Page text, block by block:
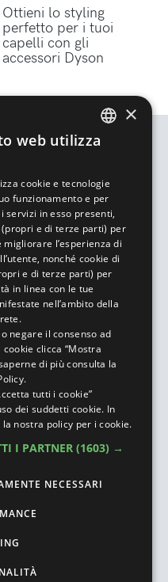
Ottieni lo styling
perfetto per i tuoi
capelli con gli
accessori Dyson
×
web utilizza
cookie e tecnologie
funzionamento e per
servizi in esso presenti,
e di terze parti) per
l’esperienza di
nonché cookie di
e di terze parti) per
in linea con le tue
nell’ambito della
negare il consenso ad
clicca “Mostra
di più consulta la
tutti i cookie”
dei suddetti cookie. In
nostra policy per i cookie.
I PARTNER (1603) →
NECESSARI